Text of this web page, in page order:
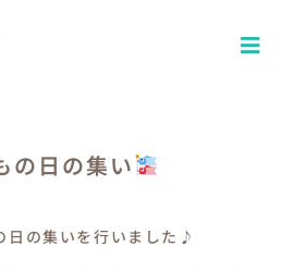
の日の集い
日の集いを行いました♪